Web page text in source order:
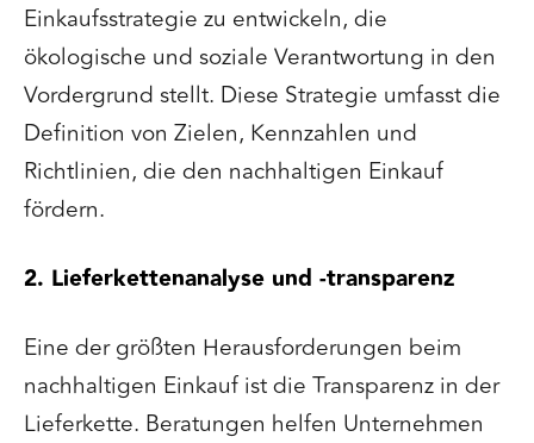
Einkaufsstrategie zu entwickeln, die
ökologische und soziale Verantwortung in den
Vordergrund stellt. Diese Strategie umfasst die
Definition von Zielen, Kennzahlen und
Richtlinien, die den nachhaltigen Einkauf
fördern.
2. Lieferkettenanalyse und -transparenz
Eine der größten Herausforderungen beim
nachhaltigen Einkauf ist die Transparenz in der
Lieferkette. Beratungen helfen Unternehmen